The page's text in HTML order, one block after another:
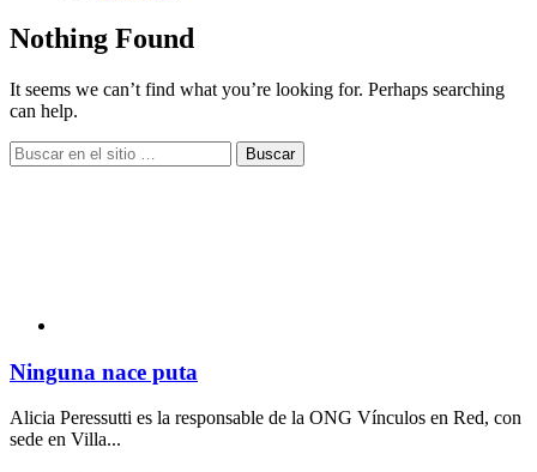
Nothing Found
It seems we can’t find what you’re looking for. Perhaps searching
can help.
Buscar
Ninguna nace puta
Alicia Peressutti es la responsable de la ONG Vínculos en Red, con
sede en Villa...